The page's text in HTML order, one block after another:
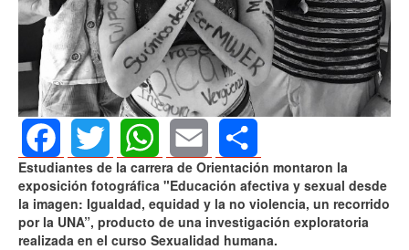
FacebookTwitter WhatsAppEmail Share
Estudiantes de la carrera de Orientación montaron la
exposición fotográfica "Educación afectiva y sexual desde
la imagen: Igualdad, equidad y la no violencia, un recorrido
por la UNA”, producto de una investigación exploratoria
realizada en el curso Sexualidad humana.